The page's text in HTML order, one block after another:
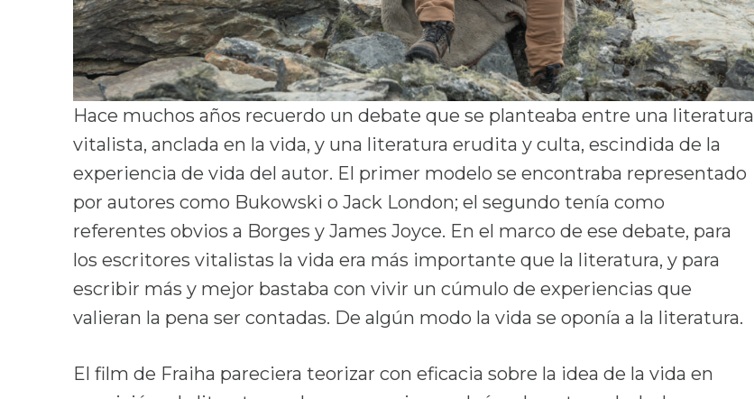
Hace muchos años recuerdo un debate que se planteaba entre una literatura
vitalista, anclada en la vida, y una literatura erudita y culta, escindida de la
experiencia de vida del autor. El primer modelo se encontraba representado
por autores como Bukowski o Jack London; el segundo tenía como
referentes obvios a Borges y James Joyce. En el marco de ese debate, para
los escritores vitalistas la vida era más importante que la literatura, y para
escribir más y mejor bastaba con vivir un cúmulo de experiencias que
valieran la pena ser contadas. De algún modo la vida se oponía a la literatura.
El film de Fraiha pareciera teorizar con eficacia sobre la idea de la vida en